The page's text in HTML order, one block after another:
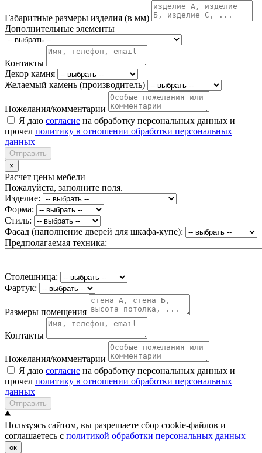
Габаритные размеры изделия (в мм)
Дополнительные элементы
Контакты
Декор камня
Желаемый камень (производитель)
Пожелания/комментарии
Я даю согласие на обработку персональных данных и
прочел политику в отношении обработки персональных
данных
Отправить
×
Расчет цены мебели
Пожалуйста, заполните поля.
Изделие:
Форма:
Стиль:
Фасад (наполнение дверей для шкафа-купе):
Предполагаемая техника:
Столешница:
Фартук:
Размеры помещения
Контакты
Пожелания/комментарии
Я даю согласие на обработку персональных данных и
прочел политику в отношении обработки персональных
данных
Отправить
Пользуясь сайтом, вы разрешаете сбор cookie-файлов и
соглашаетесь с политикой обработки персональных данных
ок